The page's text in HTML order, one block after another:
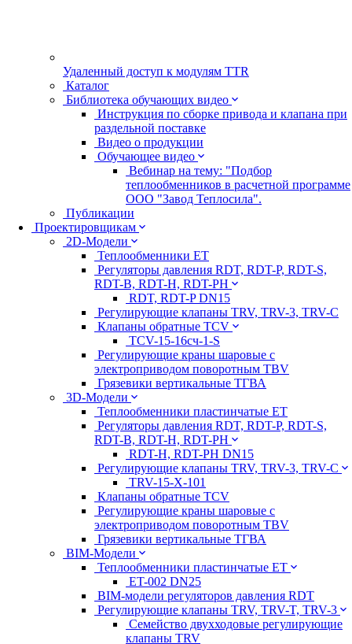
Удаленный доступ к модулям TTR
Каталог
Библиотека обучающих видео
Инструкция по сборке привода и клапана при
раздельной поставке
Видео о продукции
Обучающее видео
Вебинар на тему: "Подбор
теплообменников в расчетной программе
ООО "Завод Теплосила".
Публикации
Проектировщикам
2D-Модели
Теплообменники ЕТ
Регуляторы давления RDT, RDT-P, RDT-S,
RDT-B, RDT-H, RDT-PH
RDT, RDT-P DN15
Регулирующие клапаны TRV, TRV-3, TRV-C
Клапаны обратные TCV
TCV-15-16сч-1-S
Регулирующие краны шаровые с
электроприводом поворотным TBV
Грязевики вертикальные ТГВА
3D-Модели
Теплообменники пластинчатые ЕТ
Регуляторы давления RDT, RDT-P, RDT-S,
RDT-B, RDT-H, RDT-PH
RDT-H, RDT-PH DN15
Регулирующие клапаны TRV, TRV-3, TRV-C
TRV-15-X-101
Клапаны обратные TCV
Регулирующие краны шаровые с
электроприводом поворотным TBV
Грязевики вертикальные ТГВА
BIM-Модели
Теплообменники пластинчатые ЕТ
ET-002 DN25
BIM-модели регуляторов давления RDT
Регулирующие клапаны TRV, TRV-T, TRV-3
Семейство двухходовые регулирующие
клапаны TRV